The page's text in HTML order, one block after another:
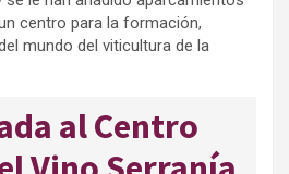
centro para la formación,
mundo del viticultura de la